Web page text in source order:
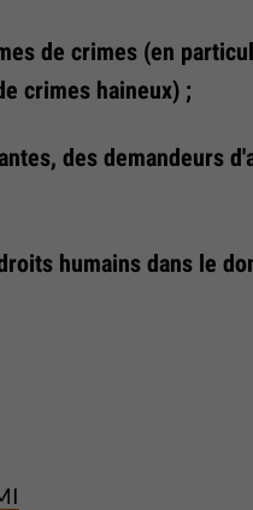
de crimes (en
crimes haineux) ;
des demandeurs
humains dans le